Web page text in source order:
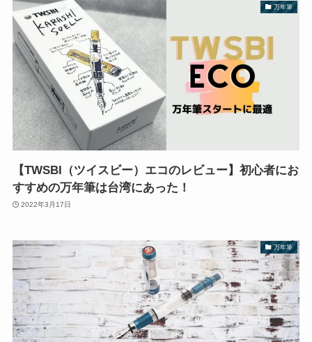
万年筆
【TWSBI（ツイスビー）エコのレビュー】初心者にお
すすめの万年筆は台湾にあった！
2022年3月17日
万年筆